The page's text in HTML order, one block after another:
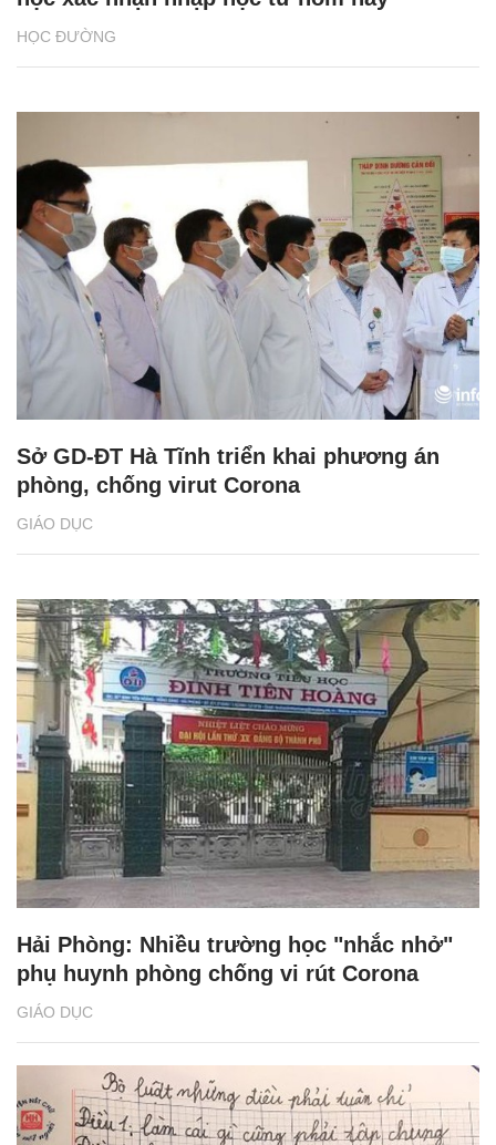
HỌC ĐƯỜNG
GIÁO DỤC
Sở GD-ĐT Hà Tĩnh triển khai phương án
phòng, chống virut Corona
GIÁO DỤC
Hải Phòng: Nhiều trường học "nhắc nhở"
phụ huynh phòng chống vi rút Corona